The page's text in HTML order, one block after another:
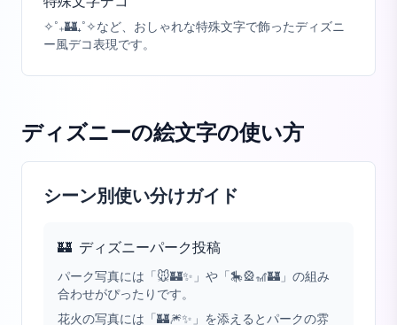
✧˚₊🏰₊˚✧など、おしゃれな特殊文字で飾ったディズニ
ー風デコ表現です。
ディズニーの絵文字の使い方
シーン別使い分けガイド
🏰 ディズニーパーク投稿
パーク写真には「🐭🏰✨」や「🎠🎡🎢🏰」の組み
合わせがぴったりです。
花火の写真には「🏰🎆✨」を添えるとパークの雰